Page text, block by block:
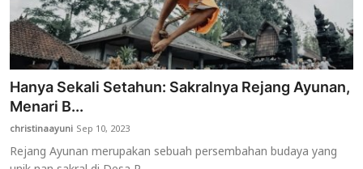
Hanya Sekali Setahun: Sakralnya Rejang Ayunan,
Menari B...
christinaayuni Sep 10, 2023
Rejang Ayunan merupakan sebuah persembahan budaya yang